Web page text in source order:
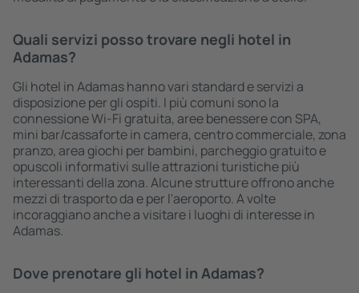
Quali servizi posso trovare negli hotel in
Adamas?
Gli hotel in Adamas hanno vari standard e servizi a
disposizione per gli ospiti. I più comuni sono la
connessione Wi-Fi gratuita, aree benessere con SPA,
mini bar/cassaforte in camera, centro commerciale, zona
pranzo, area giochi per bambini, parcheggio gratuito e
opuscoli informativi sulle attrazioni turistiche più
interessanti della zona. Alcune strutture offrono anche
mezzi di trasporto da e per l'aeroporto. A volte
incoraggiano anche a visitare i luoghi di interesse in
Adamas.
Dove prenotare gli hotel in Adamas?